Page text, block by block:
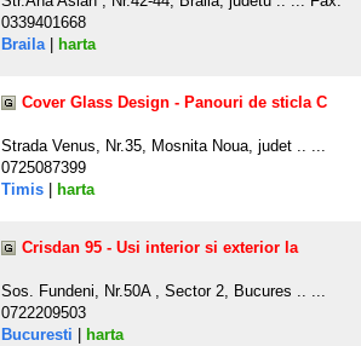
0339401668
Braila| harta
Cover Glass Design - Panouri de sticla C
Strada Venus, Nr.35, Mosnita Noua, judet .. ...
0725087399
Timis
harta
Crisdan 95 - Usi interior si exterior la
Sos. Fundeni, Nr.50A , Sector 2, Bucures .. ...
0722209503
Bucuresti
harta